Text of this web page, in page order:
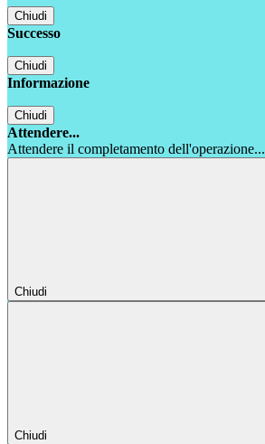
Chiudi
Successo
Chiudi
Informazione
Chiudi
Attendere...
Attendere il completamento dell'operazione...
Chiudi
Chiudi